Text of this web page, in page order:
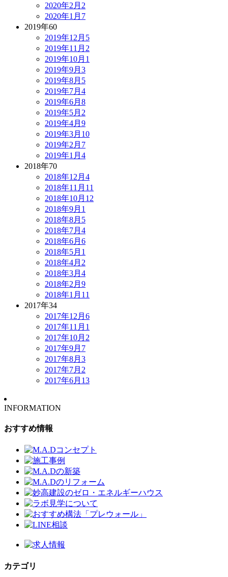
2020年2月 2
2020年1月 7
2019年60
2019年12月 5
2019年11月 2
2019年10月 1
2019年9月 3
2019年8月 5
2019年7月 4
2019年6月 8
2019年5月 2
2019年4月 9
2019年3月 10
2019年2月 7
2019年1月 4
2018年70
2018年12月 4
2018年11月 11
2018年10月 12
2018年9月 1
2018年8月 5
2018年7月 4
2018年6月 6
2018年5月 1
2018年4月 2
2018年3月 4
2018年2月 9
2018年1月 11
2017年34
2017年12月 6
2017年11月 1
2017年10月 2
2017年9月 7
2017年8月 3
2017年7月 2
2017年6月 13
INFORMATION
おすすめ情報
カテゴリ